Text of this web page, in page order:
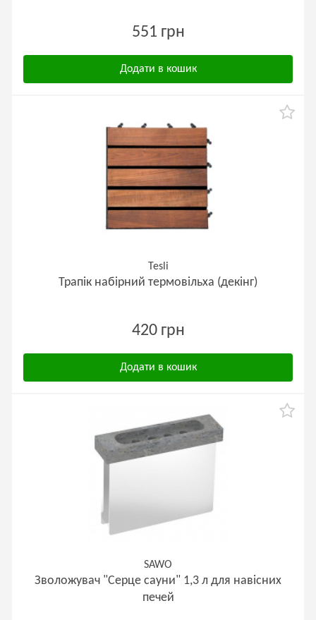
551 грн
Додати в кошик
Tesli
Трапік набірний термовільха (декінг)
420 грн
Додати в кошик
SAWO
Зволожувач "Серце сауни" 1,3 л для навісних
печей